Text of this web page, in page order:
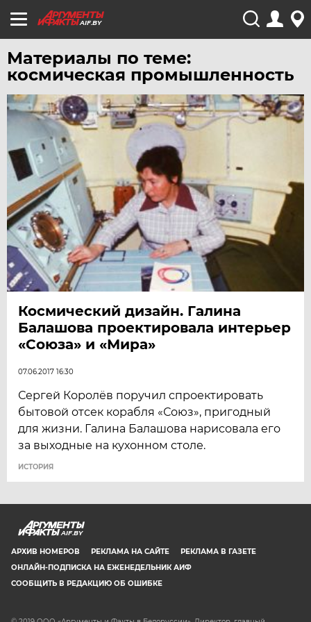
AIF.BY
Материалы по теме:
космическая промышленность
Космический дизайн. Галина
Балашова проектировала интерьер
«Союза» и «Мира»
07.06.2017 16:30
Сергей Королёв поручил спроектировать
бытовой отсек корабля «Союз», пригодный
для жизни. Галина Балашова нарисовала его
за выходные на кухонном столе.
ИСТОРИЯ
AIF.BY
АРХИВ НОМЕРОВ РЕКЛАМА НА САЙТЕ
РЕКЛАМА В ГАЗЕТЕ
ОНЛАЙН-ПОДПИСКА НА ЕЖЕНЕДЕЛЬНИК АИФ
СООБЩИТЬ В РЕДАКЦИЮ ОБ ОШИБКЕ